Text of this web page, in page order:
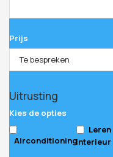
Prijs
Te bespreken
Uitrusting
Kies de opties
Airconditioning
Leren
interieur